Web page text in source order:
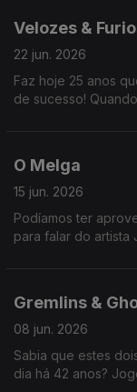
Velozes &
22 jun. 2026
Faz hoje 25 anos
de sucesso!
O Melga
15 jun. 2026
Podíamos ter
para falar do artista
Gremlins &
08 jun. 2026
Sabia que estes
dia há 42 anos?